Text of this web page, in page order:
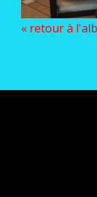
« retour à